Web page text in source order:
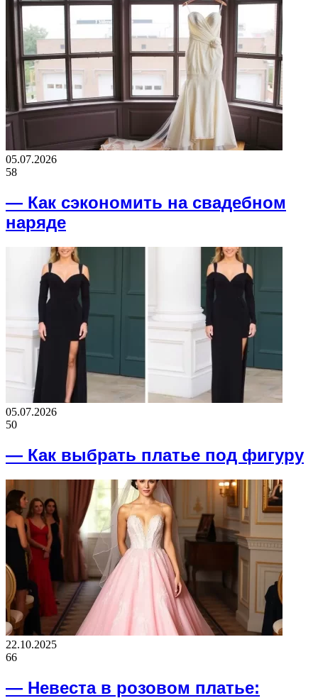
05.07.2026
58
— Как сэкономить на свадебном
наряде
05.07.2026
50
— Как выбрать платье под фигуру
22.10.2025
66
— Невеста в розовом платье: